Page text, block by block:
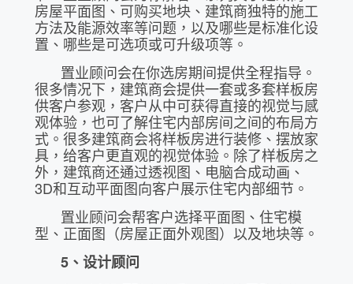
房屋平面图、可购买地块、建筑商独特的施工
方法及能源效率等问题，以及哪些是标准化设
置、哪些是可选项或可升级项等。
置业顾问会在你选房期间提供全程指导。
很多情况下，建筑商会提供一套或多套样板房
供客户参观，客户从中可获得直接的视觉与感
观体验，也可了解住宅内部房间之间的布局方
式。很多建筑商会将样板房进行装修、摆放家
具，给客户更直观的视觉体验。除了样板房之
外，建筑商还通过透视图、电脑合成动画、
3D和互动平面图向客户展示住宅内部细节。
置业顾问会帮客户选择平面图、住宅模
型、正面图（房屋正面外观图）以及地块等。
5、设计顾问